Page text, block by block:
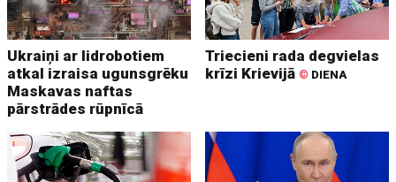
Ukraiņi ar lidrobotiem
atkal izraisa ugunsgrēku
Maskavas naftas
pārstrādes rūpnīcā
Triecieni rada degvielas
krīzi Krievijā © DIENA